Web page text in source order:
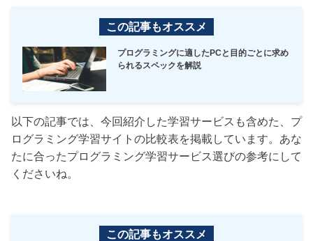
この記事もオススメ
プログラミングに適したPCと目的ごとに求め
られるスペックを解説
以下の記事では、今回紹介した学習サービスも含めた、プ
ログラミング学習サイトの比較表を掲載しています。あな
たに合ったプログラミング学習サービス選びの参考にして
くださいね。
この記事もオススメ